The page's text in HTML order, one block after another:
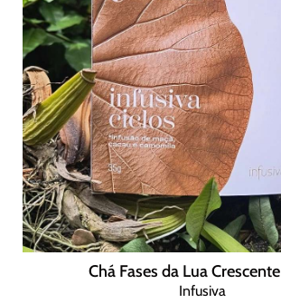
Chá Fases da Lua Crescente
Infusiva